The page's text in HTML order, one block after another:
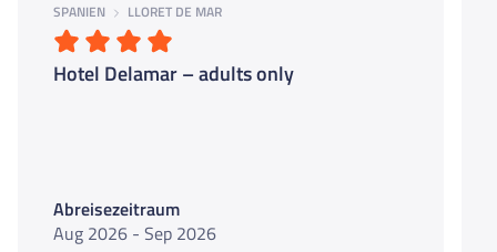
SPANIEN LLORET DE MAR
Hotel Delamar – adults only
Abreisezeitraum
Aug 2026 - Sep 2026